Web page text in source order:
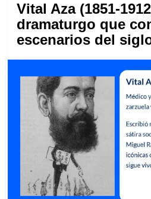
Vital Aza (1851-
dramaturgo que
escenarios del